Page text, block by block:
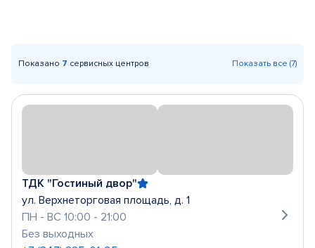
Показано 7 сервисных центров Показать все (7)
ТДК "Гостиный двор"
ул. Верхнеторговая площадь, д. 1
ПН - ВС 10:00 - 21:00
Без выходных